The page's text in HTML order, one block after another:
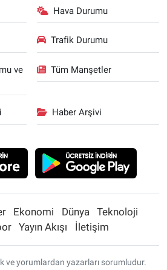
Hava Durumu
Trafik Durumu
ve
Tüm Manşetler
Haber Arşivi
Ekonomi Dünya
Teknoloji
Yayın Akışı İletişim
ve yorumlardan yazarları sorumludur.